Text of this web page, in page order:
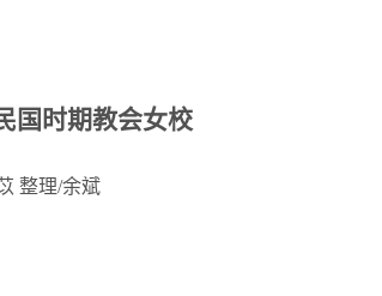
国时期教会女校
整理/余斌